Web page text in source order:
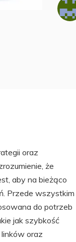
oraz
że
aby na bieżąco
Przede wszystkim
do potrzeb
jak szybkość
oraz